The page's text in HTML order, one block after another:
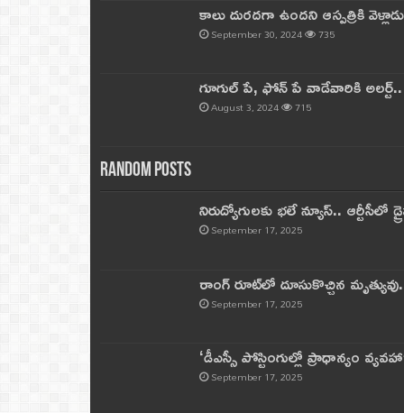
కాలు దురదగా ఉందని ఆస్పత్రికి
September 30, 2024 735
గూగుల్ పే, ఫోన్ పే వాడేవారికి
August 3, 2024 715
Random Posts
నిరుద్యోగులకు భలే న్యూస్.. ఆర్టీసీలో
September 17, 2025
రాంగ్ రూట్‌లో దూసుకొచ్చిన
September 17, 2025
‘డీఎస్సీ పోస్టింగుల్లో ప్రాధాన్యం
September 17, 2025